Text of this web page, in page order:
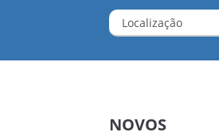
NOVOS